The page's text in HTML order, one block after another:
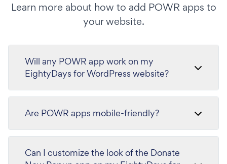
Learn more about how to add POWR apps to
your website.
Will any POWR app work on my
EightyDays for WordPress website?
Are POWR apps mobile-friendly?
Can I customize the look of the Donate